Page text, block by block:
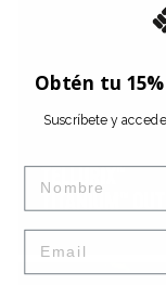
Obtén tu
Suscríbete y
EMAIL